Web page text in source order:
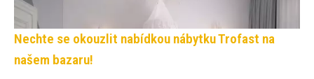
Nechte se okouzlit nabídkou nábytku Trofast na
našem bazaru!